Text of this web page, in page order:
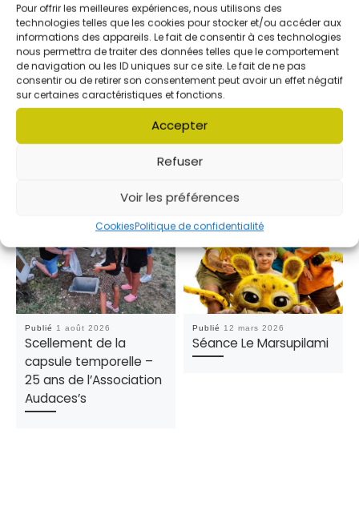
Pour offrir les meilleures expériences, nous utilisons des
technologies telles que les cookies pour stocker et/ou accéder aux
informations des appareils. Le fait de consentir à ces technologies
nous permettra de traiter des données telles que le comportement
de navigation ou les ID uniques sur ce site. Le fait de ne pas
consentir ou de retirer son consentement peut avoir un effet négatif
sur certaines caractéristiques et fonctions.
Accepter
Refuser
Voir les préférences
CookiesPolitique de confidentialité
VOUS POURREZ AUSSI ÊTRE
INTÉRESSÉ PAR
Publié 1 août 2026
Scellement de la
capsule temporelle –
25 ans de l’Association
Audaces’s
Publié 12 mars 2026
Séance Le Marsupilami